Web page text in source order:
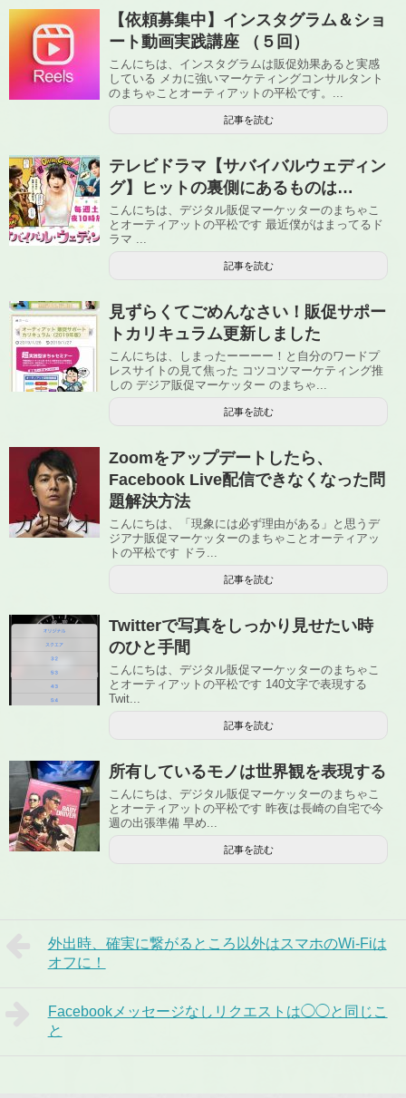
【依頼募集中】インスタグラム＆ショ
ート動画実践講座 （５回）
こんにちは、インスタグラムは販促効果あると実感
している メカに強いマーケティングコンサルタント
のまちゃことオーティアットの平松です。...
記事を読む
テレビドラマ【サバイバルウェディン
グ】ヒットの裏側にあるものは…
こんにちは、デジタル販促マーケッターのまちゃこ
とオーティアットの平松です 最近僕がはまってるド
ラマ ...
記事を読む
見ずらくてごめんなさい！販促サポー
トカリキュラム更新しました
こんにちは、しまったーーーー！と自分のワードプ
レスサイトの見て焦った コツコツマーケティング推
しの デジア販促マーケッター のまちゃ...
記事を読む
Zoomをアップデートしたら、
Facebook Live配信できなくなった問
題解決方法
こんにちは、「現象には必ず理由がある」と思うデ
ジアナ販促マーケッターのまちゃことオーティアッ
トの平松です ドラ...
記事を読む
Twitterで写真をしっかり見せたい時
のひと手間
こんにちは、デジタル販促マーケッターのまちゃこ
とオーティアットの平松です 140文字で表現する
Twit...
記事を読む
所有しているモノは世界観を表現する
こんにちは、デジタル販促マーケッターのまちゃこ
とオーティアットの平松です 昨夜は長崎の自宅で今
週の出張準備 早め...
記事を読む
外出時、確実に繋がるところ以外はスマホのWi-Fiは
オフに！
Facebookメッセージなしリクエストは◯◯と同じこ
と